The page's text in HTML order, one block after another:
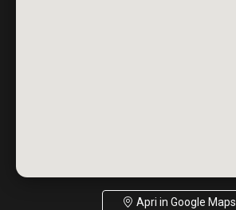
Apri in Google Maps